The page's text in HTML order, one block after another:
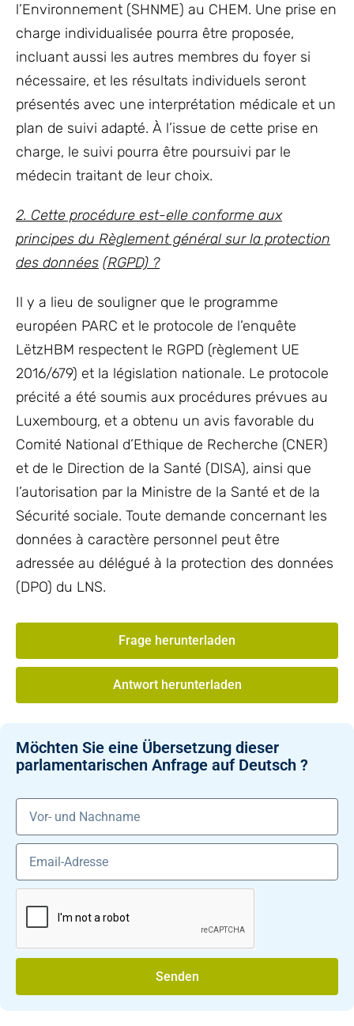
l’Environnement (SHNME) au CHEM. Une prise en
charge individualisée pourra être proposée,
incluant aussi les autres membres du foyer si
nécessaire, et les résultats individuels seront
présentés avec une interprétation médicale et un
plan de suivi adapté. À l’issue de cette prise en
charge, le suivi pourra être poursuivi par le
médecin traitant de leur choix.
2. Cette procédure est-elle conforme aux
principes du Règlement général sur la protection
des données (RGPD) ?
Il y a lieu de souligner que le programme
européen PARC et le protocole de l’enquête
LëtzHBM respectent le RGPD (règlement UE
2016/679) et la législation nationale. Le protocole
précité a été soumis aux procédures prévues au
Luxembourg, et a obtenu un avis favorable du
Comité National d’Ethique de Recherche (CNER)
et de le Direction de la Santé (DISA), ainsi que
l’autorisation par la Ministre de la Santé et de la
Sécurité sociale. Toute demande concernant les
données à caractère personnel peut être
adressée au délégué à la protection des données
(DPO) du LNS.
Frage herunterladen
Antwort herunterladen
Möchten Sie eine Übersetzung dieser
parlamentarischen Anfrage auf Deutsch ?
Senden